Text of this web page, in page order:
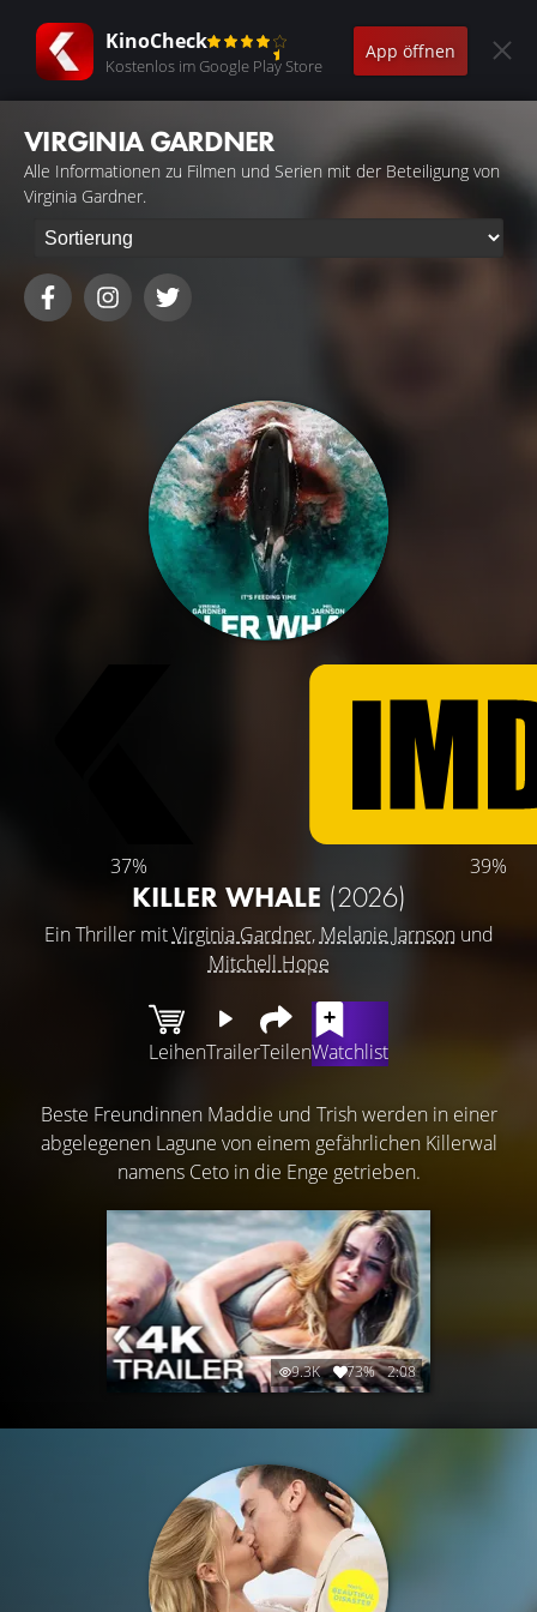
KinoCheck
Kostenlos im Google Play Store
App öffnen
VIRGINIA GARDNER
Alle Informationen zu Filmen und Serien mit der Beteiligung von
Virginia Gardner.
37% 39%
KILLER WHALE (2026)
Ein Thriller mitVirginia Gardner, Melanie Jarnsonund
Mitchell Hope
LeihenTrailerTeilenWatchlist
Beste Freundinnen Maddie und Trish werden in einer
abgelegenen Lagune von einem gefährlichen Killerwal
namens Ceto in die Enge getrieben.
9.3K 73% 2:08